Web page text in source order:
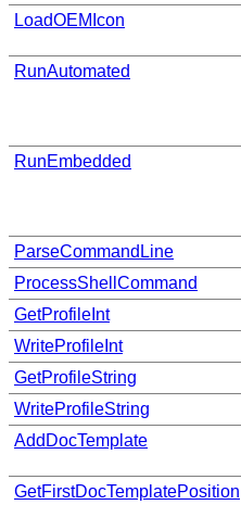
LoadOEMIcon
RunAutomated
RunEmbedded
ParseCommandLine
ProcessShellCommand
GetProfileInt
WriteProfileInt
GetProfileString
WriteProfileString
AddDocTemplate
GetFirstDocTemplatePosition